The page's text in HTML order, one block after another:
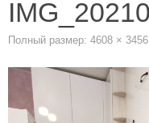
Полный размер: 4608 × 3456